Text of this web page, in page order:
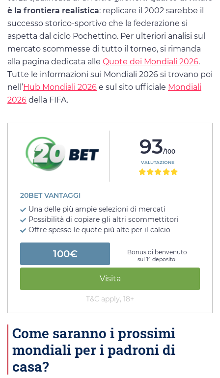
è la frontiera realistica: replicare il 2002 sarebbe il
successo storico-sportivo che la federazione si
aspetta dal ciclo Pochettino. Per ulteriori analisi sul
mercato scommesse di tutto il torneo, si rimanda
alla pagina dedicata alle Quote dei Mondiali 2026.
Tutte le informazioni sui Mondiali 2026 si trovano poi
nell’Hub Mondiali 2026 e sul sito ufficiale Mondiali
2026 della FIFA.
93/100
VALUTAZIONE
20BET VANTAGGI
Una delle più ampie selezioni di mercati
Possibilità di copiare gli altri scommettitori
Offre spesso le quote più alte per il calcio
100€ Bonus di benvenuto
sul 1° deposito
Visita
T&C apply, 18+
Come saranno i prossimi
mondiali per i padroni di
casa?